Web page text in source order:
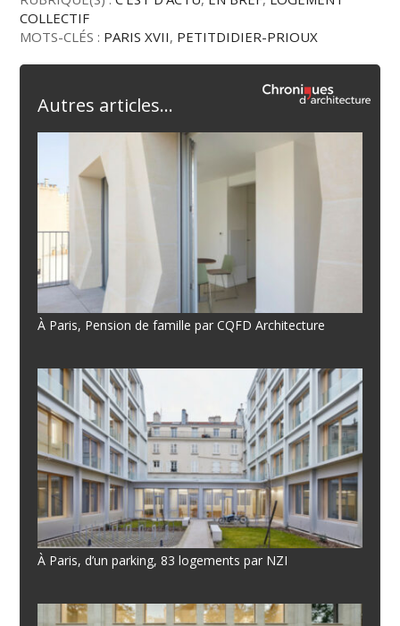
COLLECTIF
MOTS-CLÉS : PARIS XVII, PETITDIDIER-PRIOUX
Autres articles...
À Paris, Pension de famille par CQFD Architecture
À Paris, d’un parking, 83 logements par NZI